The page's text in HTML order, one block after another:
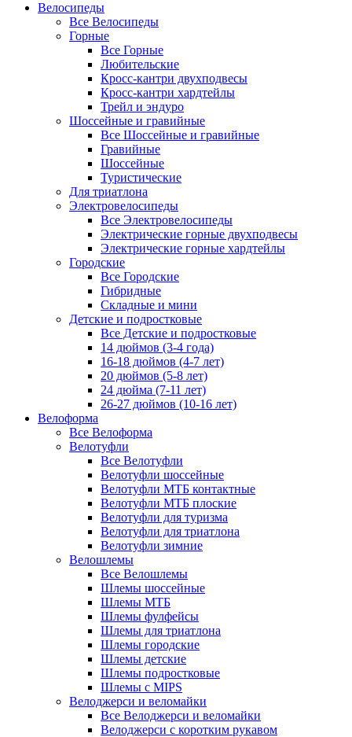
Велосипеды
Все Велосипеды
Горные
Все Горные
Любительские
Кросс-кантри двухподвесы
Кросс-кантри хардтейлы
Трейл и эндуро
Шоссейные и гравийные
Все Шоссейные и гравийные
Гравийные
Шоссейные
Туристические
Для триатлона
Электровелосипеды
Все Электровелосипеды
Электрические горные двухподвесы
Электрические горные хардтейлы
Городские
Все Городские
Гибридные
Складные и мини
Детские и подростковые
Все Детские и подростковые
14 дюймов (3-4 года)
16-18 дюймов (4-7 лет)
20 дюймов (5-8 лет)
24 дюйма (7-11 лет)
26-27 дюймов (10-16 лет)
Велоформа
Все Велоформа
Велотуфли
Все Велотуфли
Велотуфли шоссейные
Велотуфли МТБ контактные
Велотуфли МТБ плоские
Велотуфли для туризма
Велотуфли для триатлона
Велотуфли зимние
Велошлемы
Все Велошлемы
Шлемы шоссейные
Шлемы МТБ
Шлемы фулфейсы
Шлемы для триатлона
Шлемы городские
Шлемы детские
Шлемы подростковые
Шлемы с MIPS
Велоджерси и веломайки
Все Велоджерси и веломайки
Велоджерси с коротким рукавом